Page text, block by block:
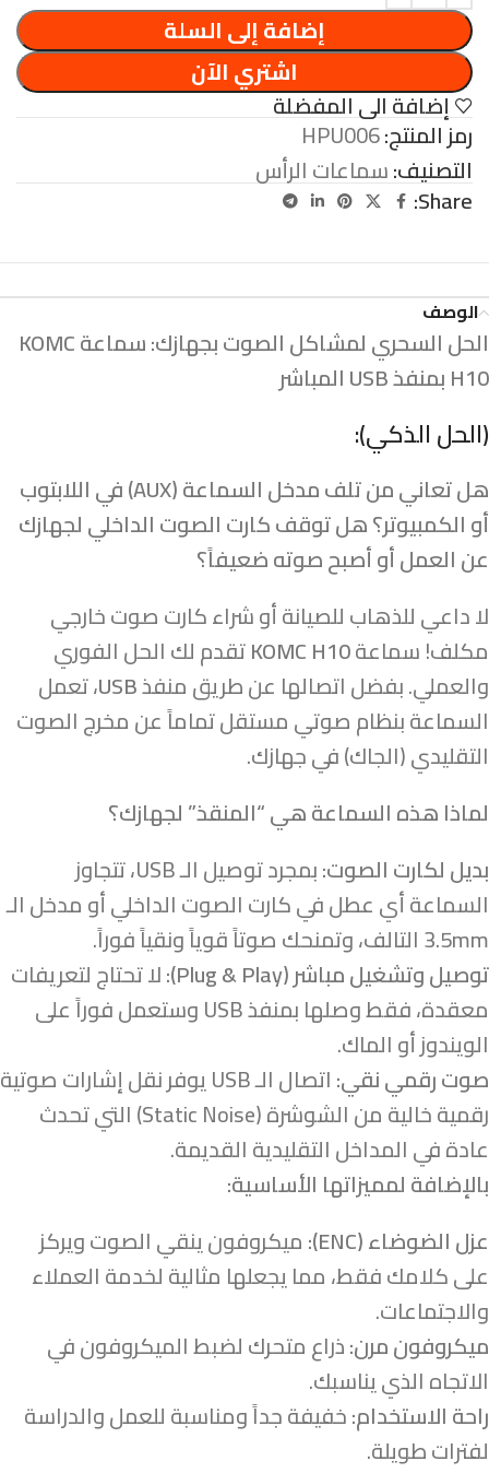
إضافة إلى السلة
اشتري الآن
إضافة الى المفضلة
رمز المنتج:HPU006
التصنيف:سماعات الرأس
Share:
الوصف
الحل السحري لمشاكل الصوت بجهازك: سماعة KOMC
H10 بمنفذ USB المباشر
(الحل الذكي):
هل تعاني من تلف مدخل السماعة (AUX) في اللابتوب
أو الكمبيوتر؟هل توقف كارت الصوت الداخلي لجهازك
عن العمل أو أصبح صوته ضعيفاً؟
لا داعي للذهاب للصيانة أو شراء كارت صوت خارجي
مكلف! سماعةKOMC H10تقدم لك الحل الفوري
والعملي. بفضل اتصالها عن طريق منفذUSB، تعمل
السماعة بنظام صوتي مستقل تماماً عن مخرج الصوت
التقليدي (الجاك) في جهازك.
لماذا هذه السماعة هي “المنقذ” لجهازك؟
بديل لكارت الصوت:
بمجرد توصيل الـ USB، تتجاوز
السماعة أي عطل في كارت الصوت الداخلي أو مدخل الـ
3.5mm التالف، وتمنحك صوتاً قوياً ونقياً فوراً.
توصيل وتشغيل مباشر (Plug & Play):
لا تحتاج لتعريفات
معقدة، فقط وصلها بمنفذ USB وستعمل فوراً على
الويندوز أو الماك.
صوت رقمي نقي:
اتصال الـ USB يوفر نقل إشارات صوتية
رقمية خالية من الشوشرة (Static Noise) التي تحدث
عادة في المداخل التقليدية القديمة.
بالإضافة لمميزاتها الأساسية:
عزل الضوضاء (ENC):
ميكروفون ينقي الصوت ويركز
على كلامك فقط، مما يجعلها مثالية لخدمة العملاء
والاجتماعات.
ميكروفون مرن:ذراع متحرك لضبط الميكروفون في
الاتجاه الذي يناسبك.
راحة الاستخدام:خفيفة جداً ومناسبة للعمل والدراسة
لفترات طويلة.